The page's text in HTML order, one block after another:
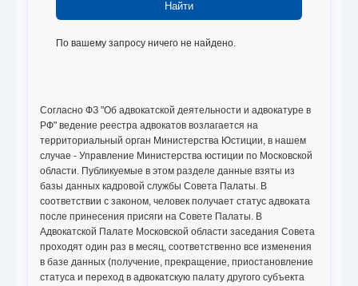
По вашему запросу ничего не найдено.
Согласно ФЗ "Об адвокатской деятельности и адвокатуре в
РФ" ведение реестра адвокатов возлагается на
территориальный орган Министерства Юстиции, в нашем
случае - Управление Министерства юстиции по Московской
области. Публикуемые в этом разделе данные взяты из
базы данных кадровой службы Совета Палаты. В
соответствии с законом, человек получает статус адвоката
после принесения присяги на Совете Палаты. В
Адвокатской Палате Московской области заседания Совета
проходят один раз в месяц, соответственно все изменения
в базе данных (получение, прекращение, приостановление
статуса и переход в адвокатскую палату другого субъекта